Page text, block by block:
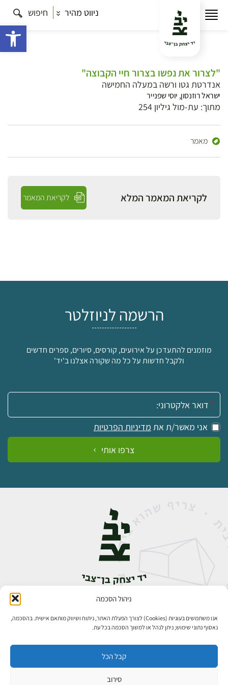
ניהול הסכמה
אנו משתמשים בעוגיות (Cookies) לצורך הפעלת האתר, ניתוח ושיווק מותאם אישית. בהסכמה,
נאסוף נתוני שימוש; ניתן לנהל או למשוך הסכמה בכל עת.
קבל הכל
סירוב
ניווט מהיר חיפוש
"לצרור את נפשו בצרור חיי הקבוצה"
אנדרטת גטו ורשה במעלה החמישה
ישראל רוזנסון, יוסי שפנייר
מתוך: עת-מול גיליון 254
מאמר
לקריאת המאמר המלא לקריאת המאמר
הרשמה לניוזלטר
מוזמנים להתעדכן על אירועים, קורסים, סיורים, ספרים חדשים
ולקבל חדשות על כל מה שקורה אצלנו ב'יד'
אימייל:
אני מאשר/ת את מדיניות הפרטיות
צרפו אותי
אבן גבירול 14, רחביה, ירושלים